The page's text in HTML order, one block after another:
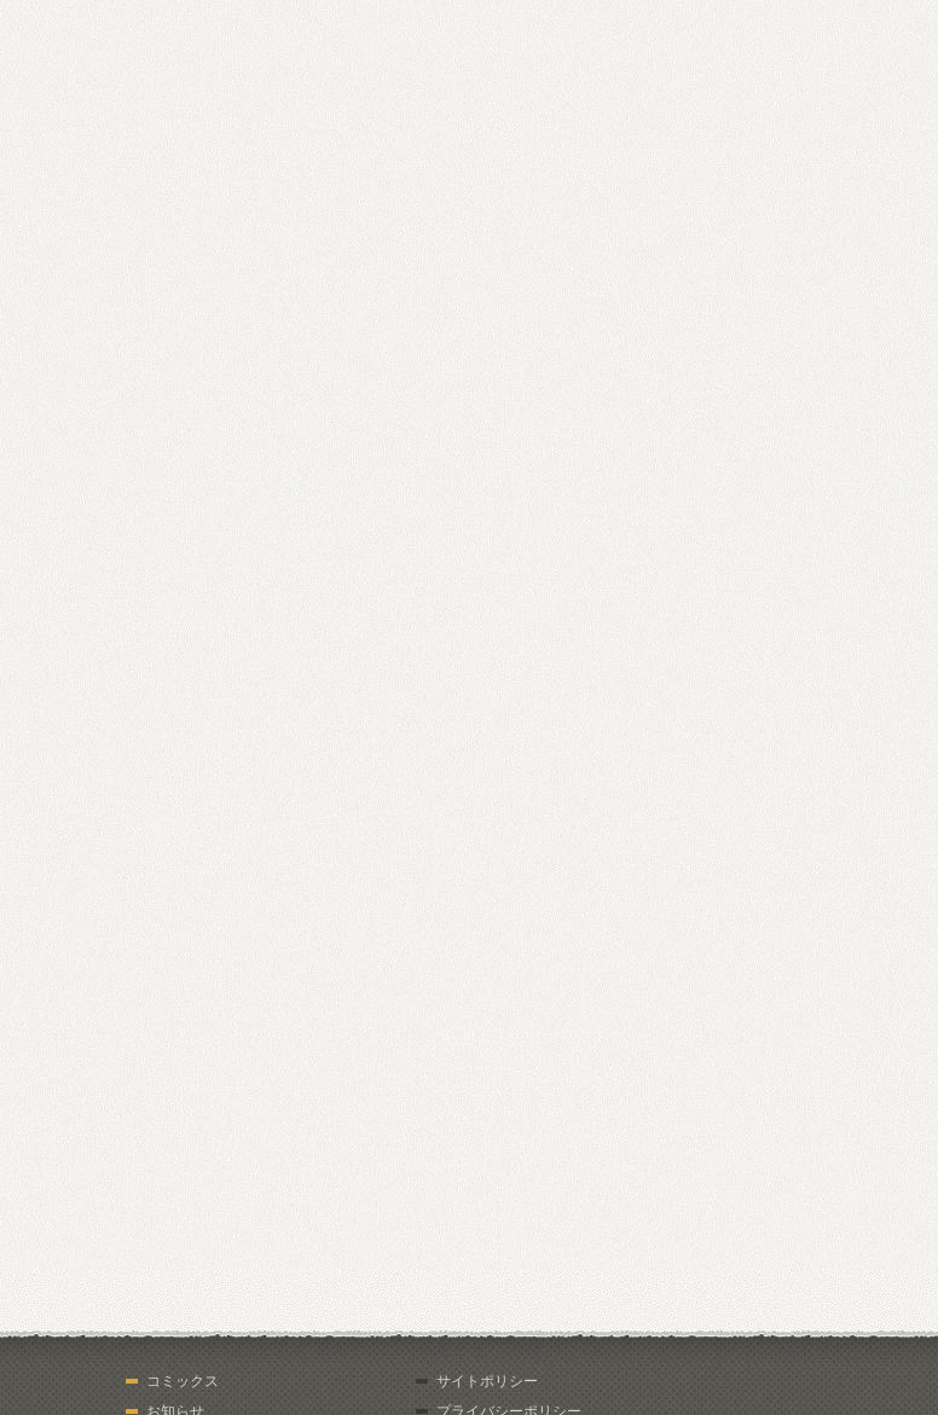
コミックス
お知らせ
サイトポリシー
プライバシーポリシー